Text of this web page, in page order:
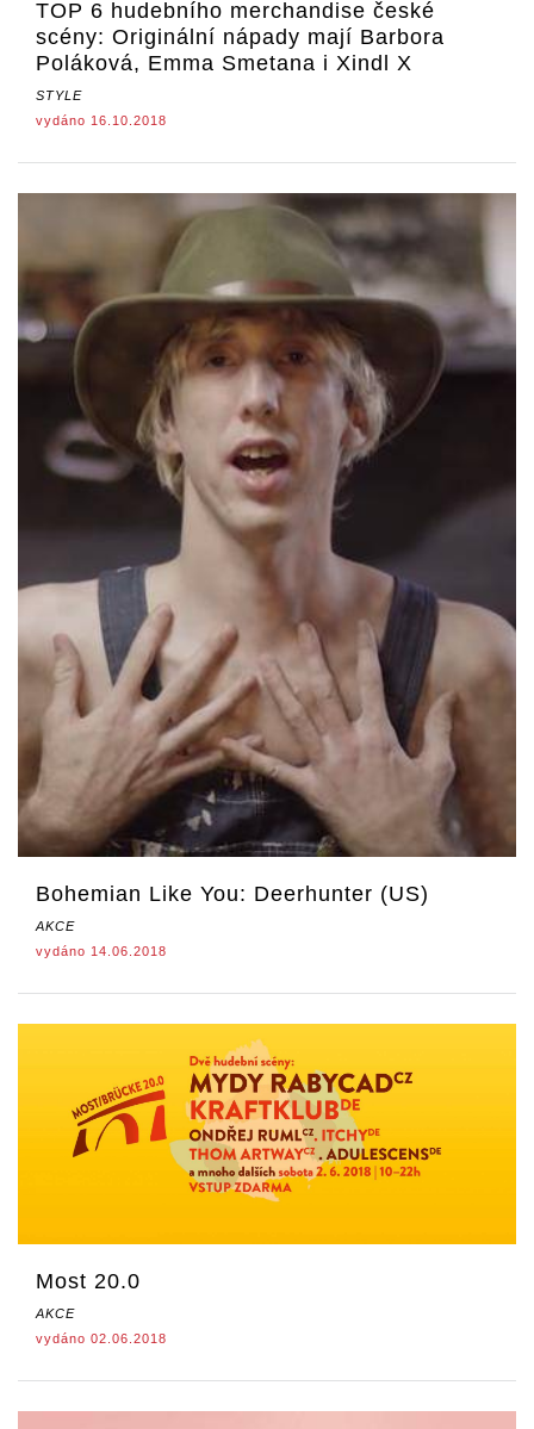
TOP 6 hudebního merchandise české
scény: Originální nápady mají Barbora
Poláková, Emma Smetana i Xindl X
STYLE
vydáno 16.10.2018
Bohemian Like You: Deerhunter (US)
AKCE
vydáno 14.06.2018
Most 20.0
AKCE
vydáno 02.06.2018